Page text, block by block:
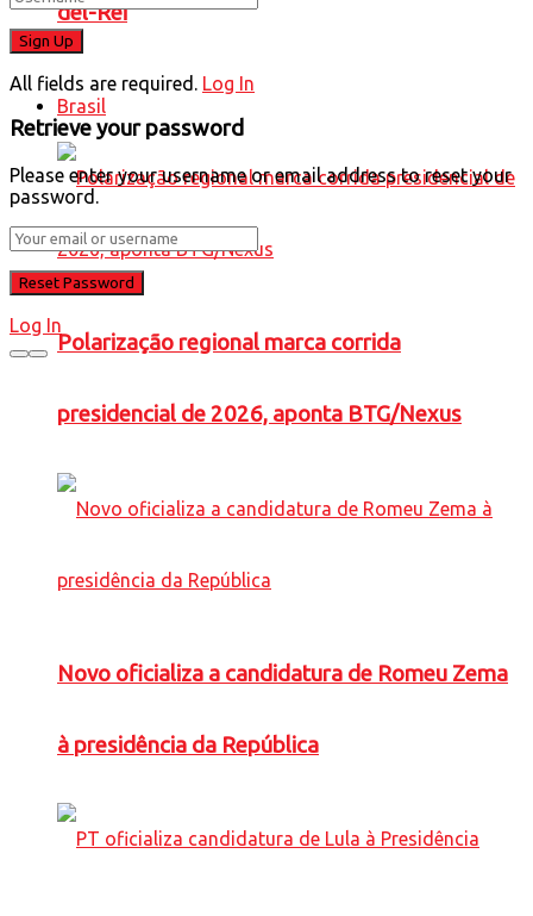
del-Rei
Brasil
Polarização regional marca corrida
presidencial de 2026, aponta BTG/Nexus
Novo oficializa a candidatura de Romeu Zema
à presidência da República
All fields are required. Log In
Retrieve your password
Please enter your username or email address to reset your
password.
Log In